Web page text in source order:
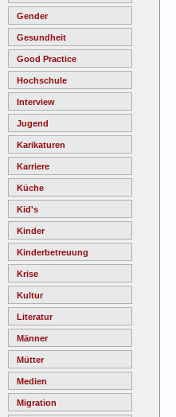
Gender
Gesundheit
Good Practice
Hochschule
Interview
Jugend
Karikaturen
Karriere
Küche
Kid's
Kinder
Kinderbetreuung
Krise
Kultur
Literatur
Männer
Mütter
Medien
Migration